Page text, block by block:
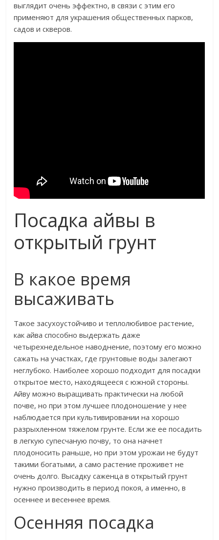
выглядит очень эффектно, в связи с этим его
применяют для украшения общественных парков,
садов и скверов.
Посадка айвы в
открытый грунт
В какое время
высаживать
Такое засухоустойчиво и теплолюбивое растение,
как айва способно выдержать даже
четырехнедельное наводнение, поэтому его можно
сажать на участках, где грунтовые воды залегают
неглубоко. Наиболее хорошо подходит для посадки
открытое место, находящееся с южной стороны.
Айву можно выращивать практически на любой
почве, но при этом лучшее плодоношение у нее
наблюдается при культивировании на хорошо
разрыхленном тяжелом грунте. Если же ее посадить
в легкую супесчаную почву, то она начнет
плодоносить раньше, но при этом урожаи не будут
такими богатыми, а само растение проживет не
очень долго. Высадку саженца в открытый грунт
нужно производить в период покоя, а именно, в
осеннее и весеннее время.
Осенняя посадка